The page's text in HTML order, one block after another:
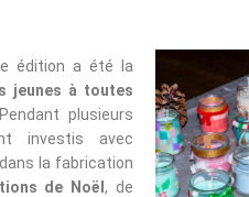
édition a été la
jeunes à toutes
Pendant plusieurs
investis avec
la fabrication
de Noël, de